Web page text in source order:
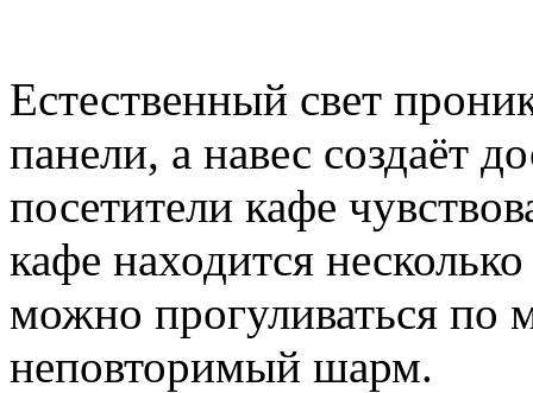
Естественный свет
панели, а навес создаёт
посетители кафе
кафе находится
можно прогуливаться по
неповторимый шарм.